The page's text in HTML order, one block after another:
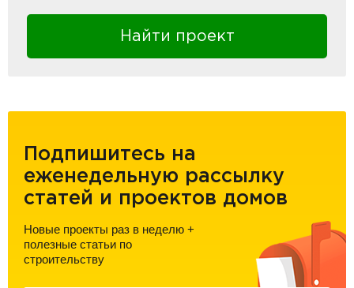
Найти проект
Подпишитесь на
еженедельную рассылку
статей и проектов домов
Новые проекты раз в неделю +
полезные статьи по
строительству